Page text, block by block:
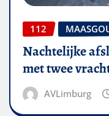
112
Nachtelijke
met twee
AVLimburg